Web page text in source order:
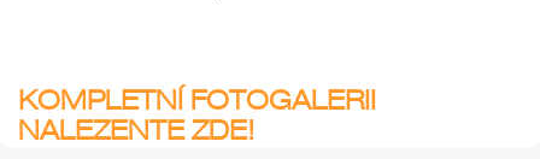
KOMPLETNÍ FOTOGALERII
NALEZENTE ZDE!